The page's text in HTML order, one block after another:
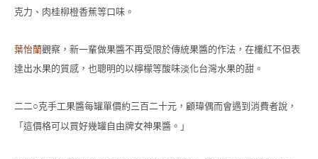
克力、肉桂柳橙香蕉等口味。
葉怡蘭觀察，新一輩做果醬不再受限於傳統果醬的作法，在欉紅不但表
達出水果的質感，也聰明的以檸檬等酸味淡化台灣水果的甜。
二二○克手工果醬每罐單價約三百二十元，顧瑋偶而會遇到消費者說，
「這價格可以買好幾罐自由牌女神果醬。」